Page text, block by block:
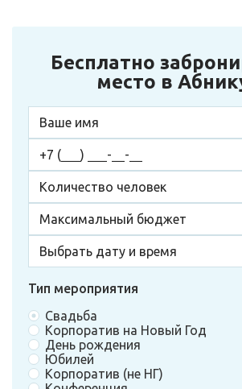
Бесплатно
место в
Тип мероприятия
Свадьба
Корпоратив на Новый Год
День рождения
Юбилей
Корпоратив (не НГ)